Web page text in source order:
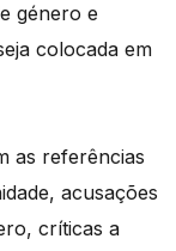
género e
colocada em
as referências
acusações
críticas a